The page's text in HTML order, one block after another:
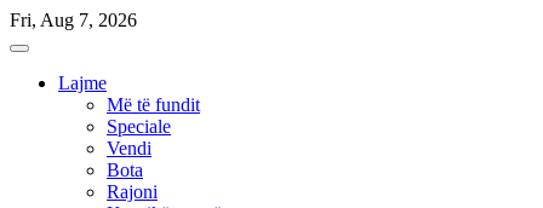
Skip
to
Fri, Aug 7, 2026
Lajme
Më të fundit
Speciale
Vendi
Bota
Rajoni